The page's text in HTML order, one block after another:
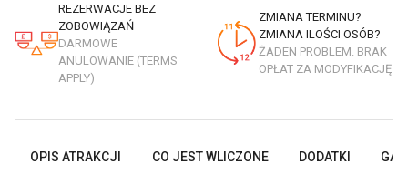
REZERWACJE BEZ
ZOBOWIĄZAŃ
DARMOWE
ANULOWANIE (TERMS
APPLY)
ZMIANA TERMINU?
ZMIANA ILOŚCI OSÓB?
ŻADEN PROBLEM. BRAK
OPŁAT ZA MODYFIKACJĘ
OPIS ATRAKCJI CO JEST WLICZONE DODATKI